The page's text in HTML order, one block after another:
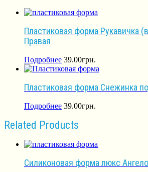
Пластиковая форма Рукавичка
Правая
Подробнее 39.00грн.
Пластиковая форма Снежинка
Подробнее 39.00грн.
Related Products
Силиконовая форма люкс